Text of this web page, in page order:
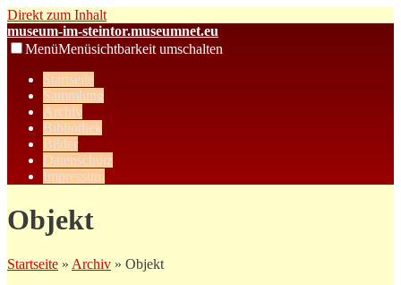
Direkt zum Inhalt
museum-im-steintor.museumnet.eu
MenüMenüsichtbarkeit umschalten
Startseite
Sammlung
Archiv
Bibliothek
Bilder
Datenschutz
Impressum
Objekt
Startseite » Archiv » Objekt